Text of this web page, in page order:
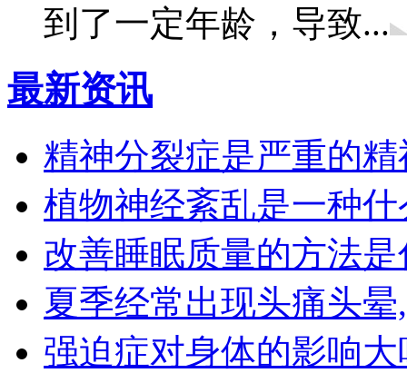
到了一定年龄，导致...
最新资讯
精神分裂症是严重的
植物神经紊乱是一种
改善睡眠质量的方法
夏季经常出现头痛头
强迫症对身体的影响